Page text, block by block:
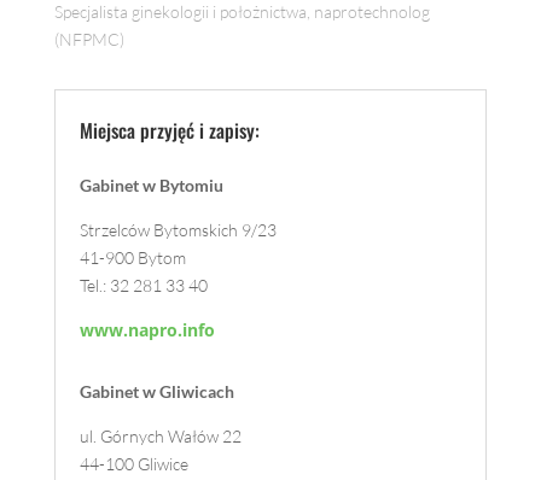
Specjalista ginekologii i położnictwa, naprotechnolog
(NFPMC)
Miejsca przyjęć i zapisy:
Gabinet w Bytomiu
Strzelców Bytomskich 9/23
41-900 Bytom
Tel.: 32 281 33 40
www.napro.info
Gabinet w Gliwicach
ul. Górnych Wałów 22
44-100 Gliwice